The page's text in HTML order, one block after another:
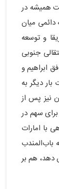
همیشه در
میان
و توسعه
جنوبی
ابراهیم و
دیگر به
نیز پس‌ از
سهم در
با امارات
باب‌المندب
دهد، هم بر